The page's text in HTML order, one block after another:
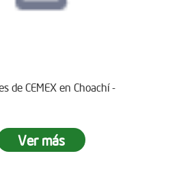
de CEMEX en Choachí -
Ver más